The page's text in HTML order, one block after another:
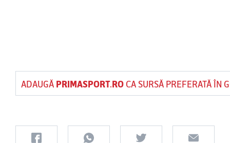
ADAUGĂ PRIMASPORT.ROCA SURSĂ PREFERATĂ ÎN